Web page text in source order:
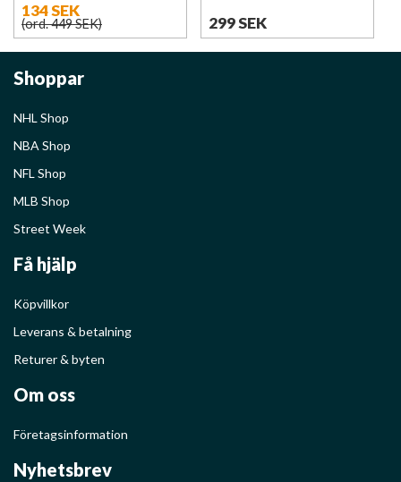
134 SEK
(ord. 449 SEK) 299 SEK
Shoppar
NHL Shop
NBA Shop
NFL Shop
MLB Shop
Street Week
Få hjälp
Köpvillkor
Leverans & betalning
Returer & byten
Om oss
Företagsinformation
Nyhetsbrev